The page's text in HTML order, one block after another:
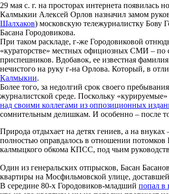
29 мая с. г. на просторах интернета
Калмыкии Алексей Орлов назначил замом
Шалхаков) московскую тележурналистку Бову
Басана Городовикова.
При таком раскладе, г-же Городовиковой
«кураторстве» местных официозных СМИ – по
приспешников. Вдобавок, ее известная
нечистого на руку г-на Орлова. Который, в
Калмыкии.
Более того, за недолгий срок своего
журналистской среде. Поскольку
над своими коллегами из оппозиционных
сомнительным делишкам. И особенно – после
Природа отдыхает на детях гениев, а на
полностью оправдалось в отношении потомков
калмыцкого обкома КПСС, под чьим
Один из генеральских отпрысков, Басан
квартиры на Мосфильмовской улице,
В середине 80-х Городовиков-младший попал в